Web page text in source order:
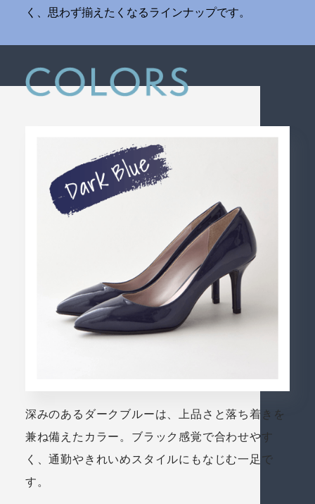
く、思わず揃えたくなるラインナップです。
深みのあるダークブルーは、上品さと落ち着きを
兼ね備えたカラー。ブラック感覚で合わせやす
く、通勤やきれいめスタイルにもなじむ一足で
す。